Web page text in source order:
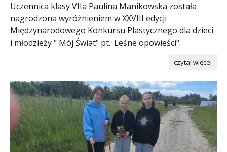
Uczennica klasy VIIa Paulina Manikowska została
nagrodzona wyróżnieniem w XXVIII edycji
Międzynarodowego Konkursu Plastycznego dla dzieci
i młodzieży " Mój Świat" pt.: Leśne opowieści".
czytaj więcej